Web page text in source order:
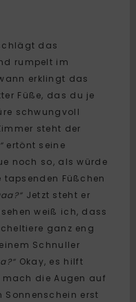
das
rumpelt im
erklingt das
Füße, das du je
schwungvoll
steht der
ertönt seine
noch so, als würde
Füßchen
Jetzt steht er
weiß ich, dass
ganz eng
Schnuller
Okay, es hilft
die Augen auf
Sonnenschein erst